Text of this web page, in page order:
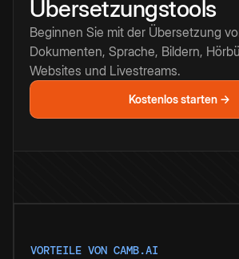
Übersetzungstools
Beginnen Sie mit der Übersetzung
Dokumenten, Sprache, Bildern,
Websites und Livestreams.
Kostenlos starten →
VORTEILE VON CAMB.AI